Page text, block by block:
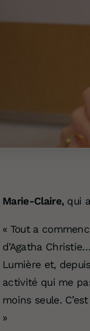
Marie-Claire, qui
« Tout a
d’Agatha
Lumière et,
activité qui me
moins seule.
»